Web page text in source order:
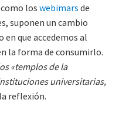
los webimars de
suponen un cambio
que accedemos al
la forma de consumirlo.
«templos de la
universitarias,
reflexión.